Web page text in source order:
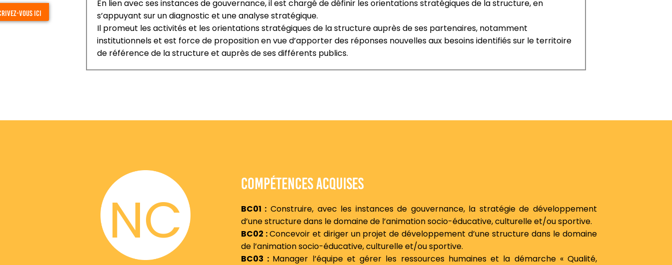
vous ici
En lien avec ses instances de gouvernance, il est chargé de définir les orientations stratégiques de la structure, en
s’appuyant sur un diagnostic et une analyse stratégique.
Il promeut les activités et les orientations stratégiques de la structure auprès de ses partenaires, notamment
institutionnels et est force de proposition en vue d’apporter des réponses nouvelles aux besoins identifiés sur le territoire
de référence de la structure et auprès de ses différents publics.
NC
Compétences acquises
BC01 : Construire, avec les instances de gouvernance, la stratégie de développement
d’une structure dans le domaine de l’animation socio-éducative, culturelle et/ou sportive.
BC02 :Concevoir et diriger un projet de développement d’une structure dans le domaine
de l’animation socio-éducative, culturelle et/ou sportive.
BC03 : Manager l’équipe et gérer les ressources humaines et la démarche « Qualité,